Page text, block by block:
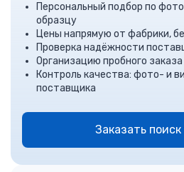
Персональный подбор по
образцу
Цены напрямую от фабрики,
Проверка надёжности
Организацию пробного
Контроль качества: фото- и
поставщика
Заказать